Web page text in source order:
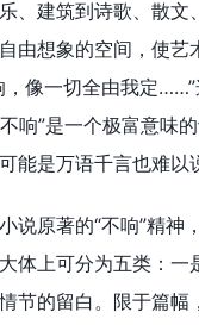
、建筑到诗歌、散
由想象的空间，使
像一切全由我定
响”是一个极富意味
能是万语千言也难
说原著的“不响”精
体上可分为五类：
节的留白。限于篇